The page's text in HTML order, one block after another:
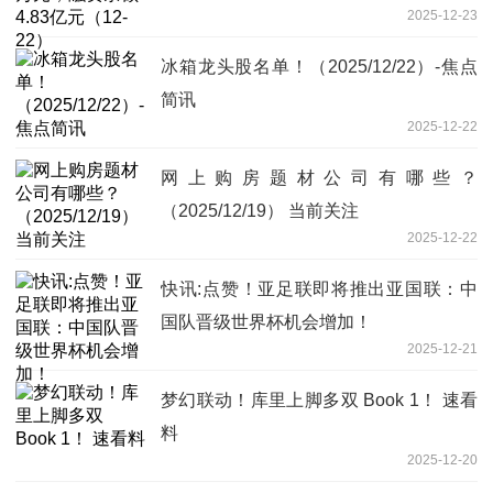
2025-12-23
冰箱龙头股名单！（2025/12/22）-焦点
简讯
2025-12-22
网上购房题材公司有哪些？
（2025/12/19） 当前关注
2025-12-22
快讯:点赞！亚足联即将推出亚国联：中
国队晋级世界杯机会增加！
2025-12-21
梦幻联动！库里上脚多双 Book 1！ 速看
料
2025-12-20